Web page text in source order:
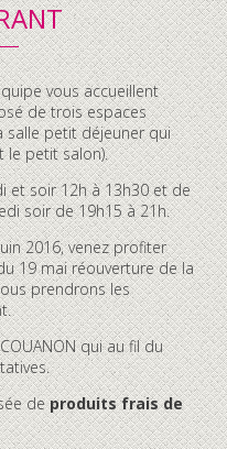
vous accueillent
de trois espaces
salle petit déjeuner qui
le petit salon).
et soir 12h à 13h30 et de
soir de 19h15 à 21h.
2016, venez profiter
19 mai réouverture de la
prendrons les
qui au fil du
deproduits frais de